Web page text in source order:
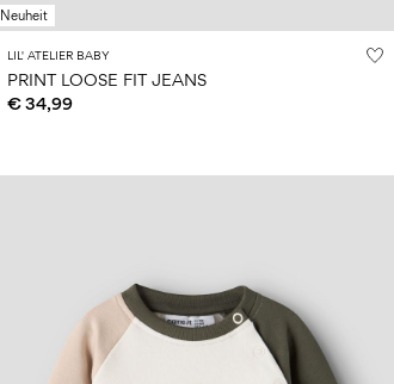
Neuheit
LIL' ATELIER BABY
PRINT LOOSE FIT JEANS
€ 34,99